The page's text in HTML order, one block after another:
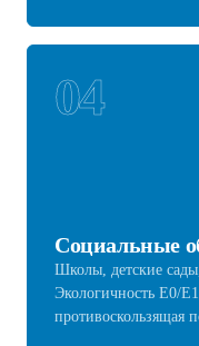
04
Социальные
Школы, детские
Экологичность E0/
противоскользящая